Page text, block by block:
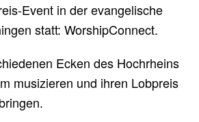
Event in der evangelische
statt: WorshipConnect.
Ecken des Hochrheins
musizieren und ihren Lobpreis